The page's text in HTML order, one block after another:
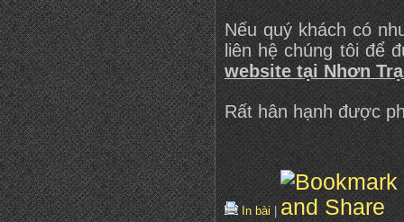
Nếu quý khách có
liên hệ chúng tôi để
website tại Nhơn
Rất hân hạnh được
In bài|